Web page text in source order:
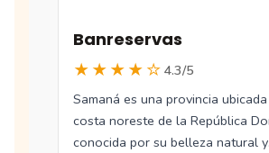
Banreservas
★★★★☆ 4.3/5
Samaná es una provincia
costa noreste de la República
conocida por su belleza natural y